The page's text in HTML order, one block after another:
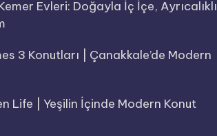
Evleri: Doğayla İç İçe, Ayrıcalıklı
3 Konutları | Çanakkale’de Modern
Life | Yeşilin İçinde Modern Konut